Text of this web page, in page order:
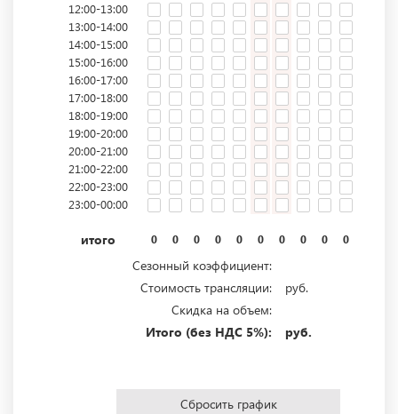
12:00-13:00
13:00-14:00
14:00-15:00
15:00-16:00
16:00-17:00
17:00-18:00
18:00-19:00
19:00-20:00
20:00-21:00
21:00-22:00
22:00-23:00
23:00-00:00
итого 0 0 0 0 0 0 0 0 0 0
Сезонный коэффициент:
Стоимость трансляции:
руб.
Скидка на объем:
Итого (без НДС 5%):
руб.
Сбросить график